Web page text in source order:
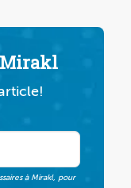
Mirakl
à Mirakl, pour